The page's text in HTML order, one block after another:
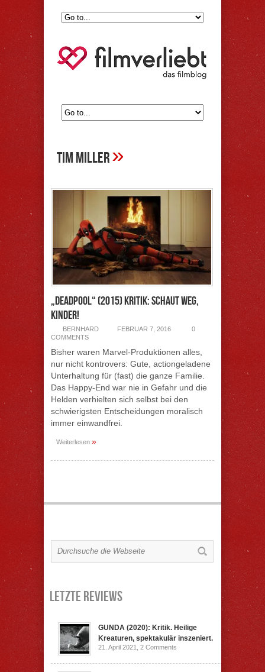
Tim Miller»
„Deadpool“ (2015) Kritik: Schaut weg,
Kinder!
BERNHARD FEBRUAR 7, 2016
0
COMMENTS
Bisher waren Marvel-Produktionen alles,
nur nicht kontrovers: Gute, actiongeladene
Unterhaltung für (fast) die ganze Familie.
Das Happy-End war nie in Gefahr und die
Helden verhielten sich selbst bei den
schwierigsten Entscheidungen moralisch
immer einwandfrei.
Weiterlesen »
Letzte Reviews
GUNDA (2020): Kritik. Heilige
Kreaturen, spektakulär inszeniert.
21. April 2021, 2 Comments